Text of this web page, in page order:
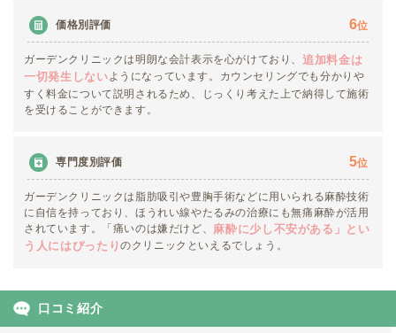
価格別評価 6位
ガーデンクリニックは明朗な会計表示を心がけており、追加料金は
一切発生しないようになっています。カウンセリングでも分かりや
すく料金について説明されるため、じっくり考えた上で納得して施術
を受けることができます。
専門度別評価 5位
ガーデンクリニックは脂肪吸引や豊胸手術などに用いられる麻酔技術
に自信を持っており、ほうれい線やたるみの治療にも無痛麻酔が活用
されています。「痛いのは嫌だけど、 麻酔に少し不安がある」とい
う人にはぴったりのクリニックといえるでしょう。
口コミ紹介